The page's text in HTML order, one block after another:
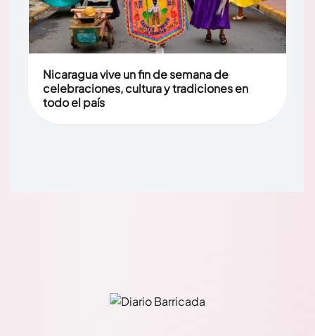
Nicaragua vive un fin de semana de
celebraciones, cultura y tradiciones en
todo el país